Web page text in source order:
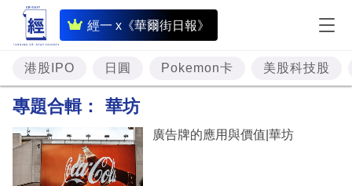
經一 x《華爾街日報》
即
時
財
經
題
投
港股IPO 日圓 Pokemon卡 美股科技股
專題合輯： 華坊
廣告牌的應用與價值|華坊